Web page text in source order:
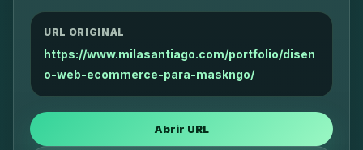
URL ORIGINAL
https://www.milasantiago.com/portfolio/disen
o-web-ecommerce-para-maskngo/
Abrir URL